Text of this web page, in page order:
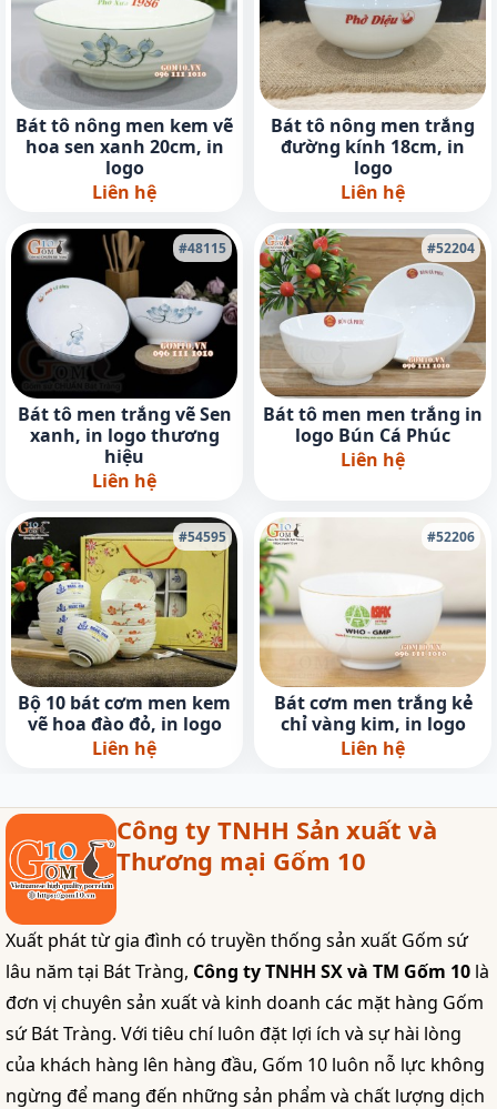
Bát tô nông men kem vẽ
hoa sen xanh 20cm, in
logo
Liên hệ
Bát tô nông men trắng
đường kính 18cm, in
logo
Liên hệ
#48115
Bát tô men trắng vẽ Sen
xanh, in logo thương
hiệu
Liên hệ
#52204
Bát tô men men trắng in
logo Bún Cá Phúc
Liên hệ
#54595
Bộ 10 bát cơm men kem
vẽ hoa đào đỏ, in logo
Liên hệ
#52206
Bát cơm men trắng kẻ
chỉ vàng kim, in logo
Liên hệ
Công ty TNHH Sản xuất và
Thương mại Gốm 10
Xuất phát từ gia đình có truyền thống sản xuất Gốm sứ
lâu năm tại Bát Tràng, Công ty TNHH SX và TM Gốm 10 là
đơn vị chuyên sản xuất và kinh doanh các mặt hàng Gốm
sứ Bát Tràng. Với tiêu chí luôn đặt lợi ích và sự hài lòng
của khách hàng lên hàng đầu, Gốm 10 luôn nỗ lực không
ngừng để mang đến những sản phẩm và chất lượng dịch